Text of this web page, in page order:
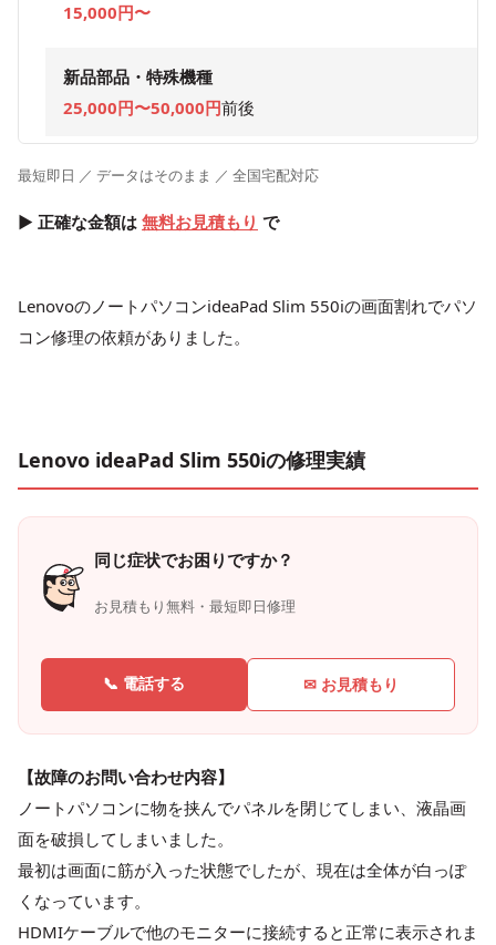
15,000円〜
新品部品・特殊機種
25,000円〜50,000円前後
最短即日 ／ データはそのまま ／ 全国宅配対応
▶ 正確な金額は 無料お見積もり で
LenovoのノートパソコンideaPad Slim 550iの画面割れでパソ
コン修理の依頼がありました。
Lenovo ideaPad Slim 550iの修理実績
同じ症状でお困りですか？
お見積もり無料・最短即日修理
📞 電話する ✉ お見積もり
【故障のお問い合わせ内容】
ノートパソコンに物を挟んでパネルを閉じてしまい、液晶画
面を破損してしまいました。
最初は画面に筋が入った状態でしたが、現在は全体が白っぽ
くなっています。
HDMIケーブルで他のモニターに接続すると正常に表示されま